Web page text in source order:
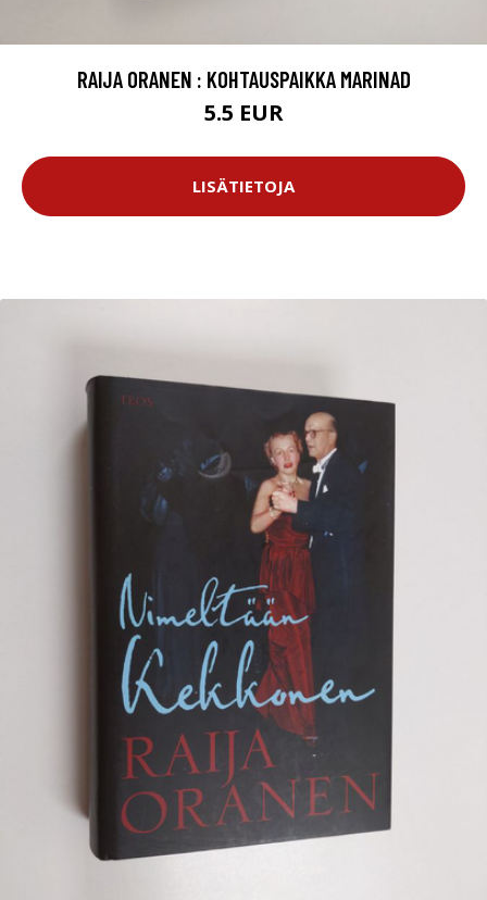
RAIJA ORANEN : KOHTAUSPAIKKA MARINAD
5.5 EUR
LISÄTIETOJA